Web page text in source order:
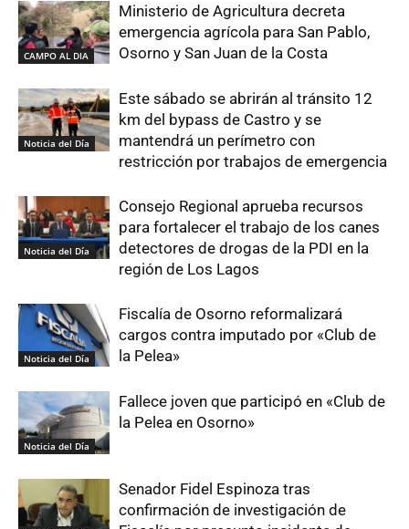
CAMPO AL DIA
Ministerio de Agricultura decreta
emergencia agrícola para San Pablo,
Osorno y San Juan de la Costa
Noticia del Día
Este sábado se abrirán al tránsito 12
km del bypass de Castro y se
mantendrá un perímetro con
restricción por trabajos de emergencia
Noticia del Día
Consejo Regional aprueba recursos
para fortalecer el trabajo de los canes
detectores de drogas de la PDI en la
región de Los Lagos
Noticia del Día
Fiscalía de Osorno reformalizará
cargos contra imputado por «Club de
la Pelea»
Noticia del Día
Fallece joven que participó en «Club de
la Pelea en Osorno»
Senador Fidel Espinoza tras
confirmación de investigación de